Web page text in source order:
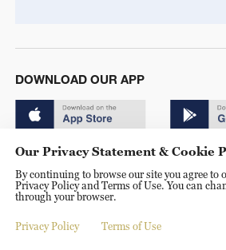
DOWNLOAD OUR APP
© China Radio International.CRI. All
Our Privacy Statement & Cookie
By continuing to browse our site you agree to
Privacy Policy and Terms of Use. You can
through your browser.
Privacy Policy Terms of Use